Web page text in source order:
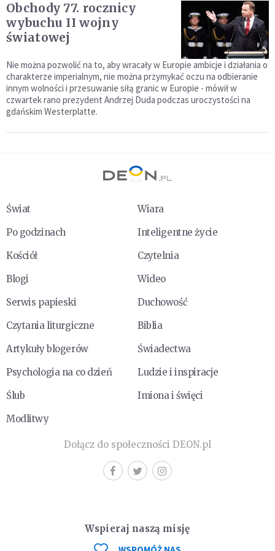
Obchody 77. rocznicy
wybuchu II wojny
światowej
Nie można pozwolić na to, aby wracały w Europie ambicje i działania o
charakterze imperialnym, nie można przymykać oczu na odbieranie
innym wolności i przesuwanie siłą granic w Europie - mówił w
czwartek rano prezydent Andrzej Duda podczas uroczystości na
gdańskim Westerplatte.
Świat
Wiara
Po godzinach
Inteligentne życie
Kościół
Czytelnia
Blogi
Wideo
Serwis papieski
Duchowość
Czytania liturgiczne
Biblia
Artykuły blogerów
Świadectwa
Psychologia na co dzień
Ludzie i inspiracje
Ślub
Imiona i święci
Modlitwy
Dołącz do społeczności DEON.pl
Wspieraj naszą misję